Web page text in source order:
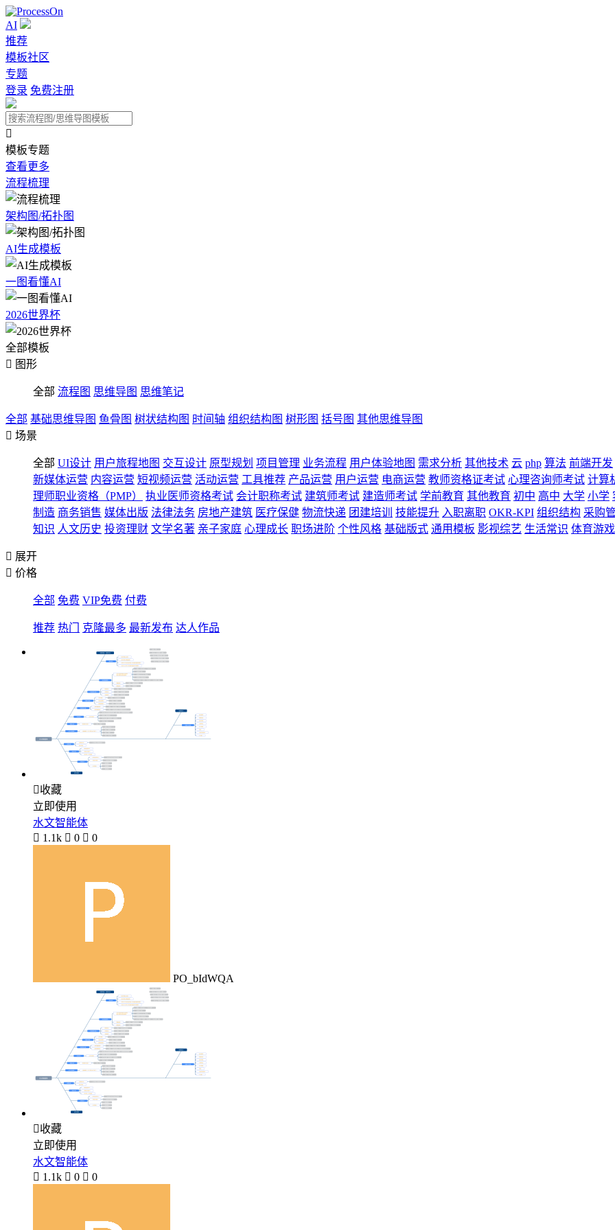
AI
推荐
模板社区
专题
登录 免费注册

模板专题
查看更多
流程梳理
架构图/拓扑图
AI生成模板
一图看懂AI
2026世界杯
全部模板
 图形
全部 流程图 思维导图 思维笔记
全部 基础思维导图 鱼骨图 树状结构图 时间轴 组织结构图 树形图 括号图 其他思维导图
 场景
全部 UI设计 用户旅程地图 交互设计 原型规划 项目管理 业务流程 用户体验地图 需求分析 其他技术 云 php 算法 前端开发
新媒体运营 内容运营 短视频运营 活动运营 工具推荐 产品运营 用户运营 电商运营 教师资格证考试 心理咨询师考试 计算
理师职业资格（PMP）
执业医师资格考试 会计职称考试 建筑师考试 建造师考试 学前教育 其他教育 初中 高中 大学 小学
制造 商务销售 媒体出版 法律法务 房地产建筑 医疗保健 物流快递 团建培训 技能提升 入职离职 OKR-KPI 组织结构 采购
知识 人文历史 投资理财 文学名著 亲子家庭 心理成长 职场进阶 个性风格 基础版式 通用模板 影视综艺 生活常识 体育游戏
 展开
 价格
全部 免费 VIP免费 付费
推荐 热门 克隆最多 最新发布 达人作品
收藏
立即使用
水文智能体
 1.1k  0  0
PO_bIdWQA
收藏
立即使用
水文智能体
 1.1k  0  0